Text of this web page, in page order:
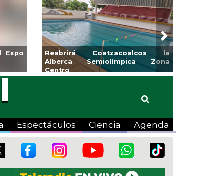
CMAS el Programa de
durante agosto
Guarniciones y
colonia El Mango en
Next
Espectáculos Ciencia Agenda